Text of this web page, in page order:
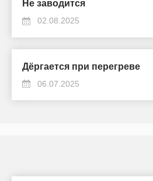
Не заводится
02.08.2025
Дёргается при перегреве
06.07.2025